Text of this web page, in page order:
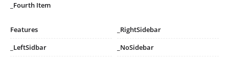
_Fourth Item
Features
_RightSidebar
_LeftSidbar
_NoSidebar